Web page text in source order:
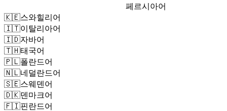
페르시아어
🇰🇪스와힐리어
🇮🇹이탈리아어
🇮🇩자바어
🇹🇭태국어
🇵🇱폴란드어
🇳🇱네덜란드어
🇸🇪스웨덴어
🇩🇰덴마크어
🇫🇮핀란드어